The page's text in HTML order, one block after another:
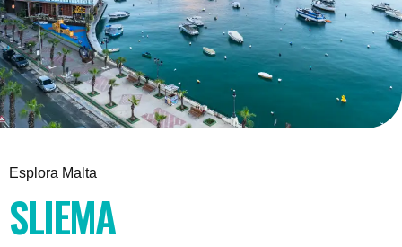
Esplora Malta
SLIEMA